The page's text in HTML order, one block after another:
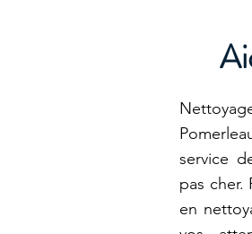
service
pas cher.
en